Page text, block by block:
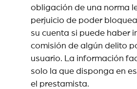
obligación de una norma
perjuicio de poder
su cuenta si puede haber
comisión de algún delito
usuario. La información
solo la que disponga en
el prestamista.